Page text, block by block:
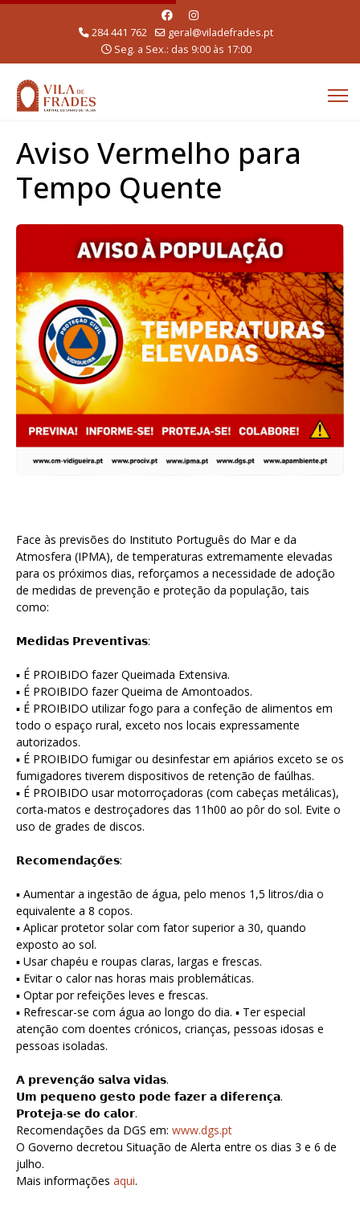
284 441 762
geral@viladefrades.pt
Seg. a Sex.: das 9:00 às 17:00
Aviso Vermelho para
Tempo Quente
Face às previsões do Instituto Português do Mar e da
Atmosfera (IPMA), de temperaturas extremamente elevadas
para os próximos dias, reforçamos a necessidade de adoção
de medidas de prevenção e proteção da população, tais
como:
𝗠𝗲𝗱𝗶𝗱𝗮𝘀 𝗣𝗿𝗲𝘃𝗲𝗻𝘁𝗶𝘃𝗮𝘀:
▪ É PROIBIDO fazer Queimada Extensiva.
▪ É PROIBIDO fazer Queima de Amontoados.
▪ É PROIBIDO utilizar fogo para a confeção de alimentos em
todo o espaço rural, exceto nos locais expressamente
autorizados.
▪ É PROIBIDO fumigar ou desinfestar em apiários exceto se os
fumigadores tiverem dispositivos de retenção de faúlhas.
▪ É PROIBIDO usar motorroçadoras (com cabeças metálicas),
corta-matos e destroçadores das 11h00 ao pôr do sol. Evite o
uso de grades de discos.
𝗥𝗲𝗰𝗼𝗺𝗲𝗻𝗱𝗮𝗰̧𝗼̃𝗲𝘀:
▪ Aumentar a ingestão de água, pelo menos 1,5 litros/dia o
equivalente a 8 copos.
▪ Aplicar protetor solar com fator superior a 30, quando
exposto ao sol.
▪ Usar chapéu e roupas claras, largas e frescas.
▪ Evitar o calor nas horas mais problemáticas.
▪ Optar por refeições leves e frescas.
▪ Refrescar-se com água ao longo do dia. ▪ Ter especial
atenção com doentes crónicos, crianças, pessoas idosas e
pessoas isoladas.
𝗔 𝗽𝗿𝗲𝘃𝗲𝗻𝗰̧𝗮̃𝗼 𝘀𝗮𝗹𝘃𝗮 𝘃𝗶𝗱𝗮𝘀.
𝗨𝗺 𝗽𝗲𝗾𝘂𝗲𝗻𝗼 𝗴𝗲𝘀𝘁𝗼 𝗽𝗼𝗱𝗲 𝗳𝗮𝘇𝗲𝗿 𝗮 𝗱𝗶𝗳𝗲𝗿𝗲𝗻𝗰̧𝗮.
𝗣𝗿𝗼𝘁𝗲𝗷𝗮-𝘀𝗲 𝗱𝗼 𝗰𝗮𝗹𝗼𝗿.
Recomendações da DGS em: www.dgs.pt
O Governo decretou Situação de Alerta entre os dias 3 e 6 de
julho.
Mais informações aqui.